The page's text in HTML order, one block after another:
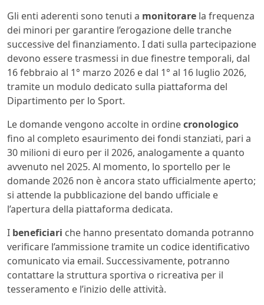
Gli enti aderenti sono tenuti a monitorare la frequenza
dei minori per garantire l’erogazione delle tranche
successive del finanziamento. I dati sulla partecipazione
devono essere trasmessi in due finestre temporali, dal
16 febbraio al 1° marzo 2026 e dal 1° al 16 luglio 2026,
tramite un modulo dedicato sulla piattaforma del
Dipartimento per lo Sport.
Le domande vengono accolte in ordinecronologico
fino al completo esaurimento dei fondi stanziati, pari a
30 milioni di euro per il 2026, analogamente a quanto
avvenuto nel 2025. Al momento, lo sportello per le
domande 2026 non è ancora stato ufficialmente aperto;
si attende la pubblicazione del bando ufficiale e
l’apertura della piattaforma dedicata.
I beneficiari che hanno presentato domanda potranno
verificare l’ammissione tramite un codice identificativo
comunicato via email. Successivamente, potranno
contattare la struttura sportiva o ricreativa per il
tesseramento e l’inizio delle attività.